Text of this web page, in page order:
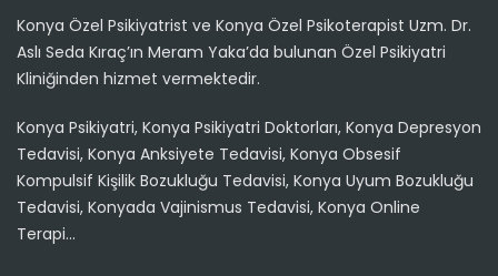
Konya Özel Psikiyatrist ve Konya Özel Psikoterapist Uzm. Dr.
Aslı Seda Kıraç’ın Meram Yaka’da bulunan Özel Psikiyatri
Kliniğinden hizmet vermektedir.
Konya Psikiyatri, Konya Psikiyatri Doktorları, Konya Depresyon
Tedavisi, Konya Anksiyete Tedavisi, Konya Obsesif
Kompulsif Kişilik Bozukluğu Tedavisi, Konya Uyum Bozukluğu
Tedavisi, Konyada Vajinismus Tedavisi, Konya Online
Terapi...